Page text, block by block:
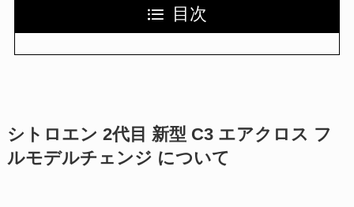
目次
シトロエン 2代目 新型 C3 エアクロス フ
ルモデルチェンジ について